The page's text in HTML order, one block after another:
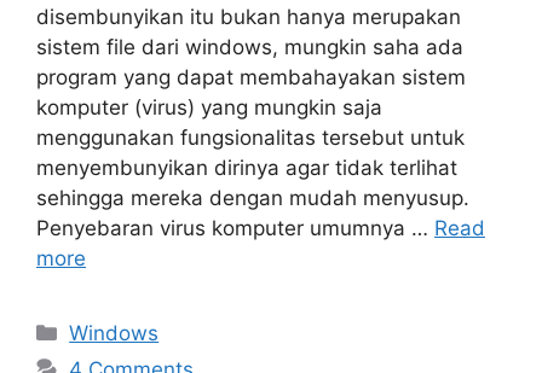
disembunyikan itu bukan hanya merupakan
sistem file dari windows, mungkin saha ada
program yang dapat membahayakan sistem
komputer (virus) yang mungkin saja
menggunakan fungsionalitas tersebut untuk
menyembunyikan dirinya agar tidak terlihat
sehingga mereka dengan mudah menyusup.
Penyebaran virus komputer umumnya … Read
more
Categories
Windows